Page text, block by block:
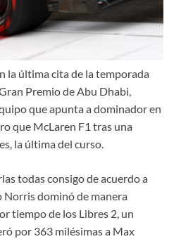
la última cita de la temporada
Premio de Abu Dhabi,
que apunta a dominador en
que McLaren F1 tras una
la última del curso.
todas consigo de acuerdo a
Norris dominó de manera
tiempo de los Libres 2, un
por 363 milésimas a Max